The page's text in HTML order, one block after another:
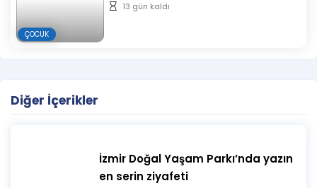
ÇOCUK
13 gün kaldı
Diğer İçerikler
İzmir Doğal Yaşam Parkı’nda yazın
en serin ziyafeti